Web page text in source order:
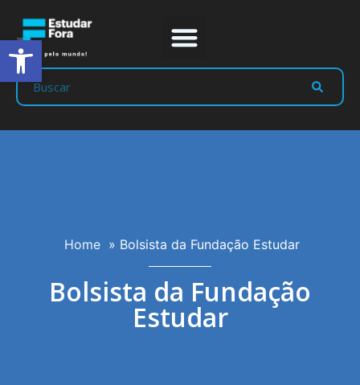
Home » Bolsista da Fundação Estudar
Bolsista da Fundação
Estudar
Abrir a barra de ferramentas